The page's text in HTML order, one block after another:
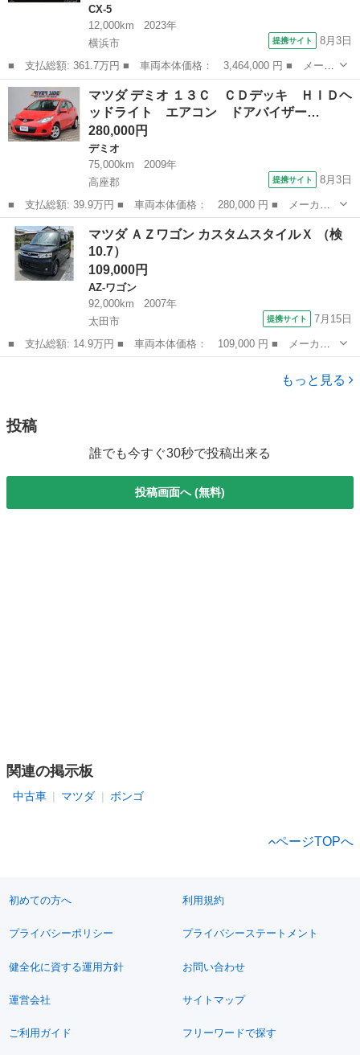
CX-5
12,000km
2023年
横浜市
提携サイト 8月3日
■ 支払総額: 361.7万円 ■ 車両本体価格： 3,464,000 円 ■ メーカ
ー名： マツダ ■ 車種名： ＣＸ－５ ■ グレード名： ２．２
ＸＤ スポーツ アピアランス ディーゼルターボ ４Ｗ サンルー
フ ＢＯ...
神奈川 横浜市 CX-5
マツダ デミオ １３Ｃ ＣＤデッキ ＨＩＤヘ
ッドライト エアコン ドアバイザー…
280,000円
デミオ
75,000km
2009年
高座郡
提携サイト 8月3日
■ 支払総額: 39.9万円 ■ 車両本体価格： 280,000 円 ■ メーカー
名： マツダ ■ 車種名： デミオ ■ グレード名： １３Ｃ ＣＤ
デッキ ＨＩＤヘッドライト エアコン ドアバイザー ■ 排気
量： 1300...
神奈川 高座郡 デミオ
マツダ ＡＺワゴン カスタムスタイルＸ （検
10.7）
109,000円
AZ-ワゴン
92,000km
2007年
太田市
提携サイト 7月15日
■ 支払総額: 14.9万円 ■ 車両本体価格： 109,000 円 ■ メーカー
名： マツダ ■ 車種名： ＡＺワゴン ■ グレード名： カスタム
スタイルＸ ■ 排気量： 660cc ■ ドア枚数： 5D ■ ミッション...
もっと見る
投稿
誰でも今すぐ30秒で投稿出来る
投稿画面へ (無料)
関連の掲示板
中古車 マツダ ボンゴ
ページTOPへ
初めての方へ 利用規約
プライバシーポリシー プライバシーステートメント
健全化に資する運用方針 お問い合わせ
運営会社 サイトマップ
ご利用ガイド フリーワードで探す